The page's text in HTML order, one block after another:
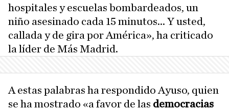
hospitales y escuelas bombardeados, un
niño asesinado cada 15 minutos... Y usted,
callada y de gira por América», ha criticado
la líder de Más Madrid.
A estas palabras ha respondido Ayuso, quien
se ha mostrado «a favor de las democracias